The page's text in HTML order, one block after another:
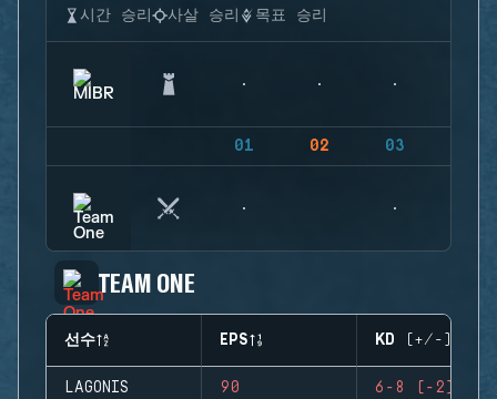
시간 승리 사살 승리 목표 승리
01 02 03
TEAM ONE
선수 EPS KD (+/-)
LAGONIS 90 6-8 (-2)